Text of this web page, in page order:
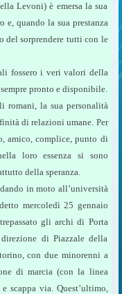
Levoni) è emersa la sua
quando la sua prestanza
del sorprendere tutti con le
fossero i veri valori della
pronto e disponibile.
romani, la sua personalità
di relazioni umane. Per
amico, complice, punto di
loro essenza si sono
della speranza.
in moto all’università
mercoledì 25 gennaio
gli archi di Porta
di Piazzale della
con due minorenni a
di marcia (con la linea
scappa via. Quest’ultimo,